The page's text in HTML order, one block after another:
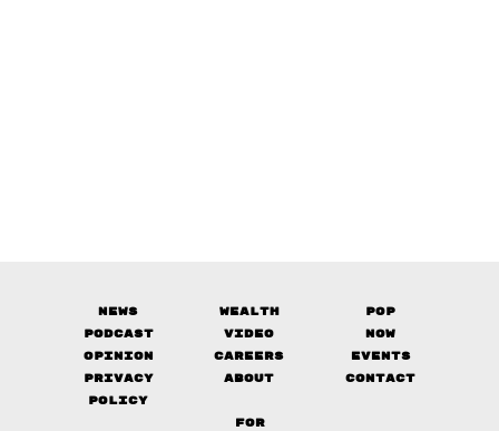
News Wealth
Pop
Podcast
Video
Now
Opinion
Careers
Events
Privacy
Policy
About Contact
FOR